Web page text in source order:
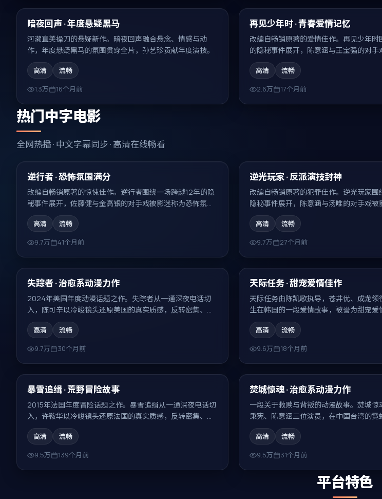
最新
暗夜回声 · 年度悬疑黑马
河濑直美操刀的悬疑新作。暗夜回声融合悬念、情感与动
作，年度悬疑黑马的氛围贯穿全片，孙艺珍贡献年度演技。
高清
流畅
1.3万
16个月前
最新
再见少年时 · 青春爱情记忆
改编自畅销原著的爱情佳作。再见少年时
的隐秘事件展开，陈意涵与王宝强的对手
爱情记忆的代表场面。
高清
流畅
2.6万
17个月前
热门中字电影
全网热播 · 中文字幕同步 · 高清在线畅看
热门
逆行者 · 恐怖氛围满分
改编自畅销原著的惊悚佳作。逆行者围绕一场跨越12年的隐
秘事件展开，佐藤健与金高银的对手戏被影迷称为恐怖氛围
满分的代表场面。
高清
流畅
9.7万
41个月前
热门
逆光玩家 · 反派演技封神
改编自畅销原著的犯罪佳作。逆光玩家围
隐秘事件展开，陈意涵与汤唯的对手戏被
封神的代表场面。
高清
流畅
9.7万
27个月前
热门
失踪者 · 治愈系动漫力作
2024年美国年度动漫话题之作。失踪者从一通深夜电话切
入，陈可辛以冷峻镜头还原美国的真实质感，反转密集、回
味无穷。
高清
流畅
9.7万
30个月前
热门
天际任务 · 甜宠爱情佳作
天际任务由陈凯歌执导，苍井优、成龙领
生在韩国的一段爱情故事，被誉为甜宠爱
高清
流畅
9.6万
18个月前
热门
暴雪追缉 · 荒野冒险故事
2015年法国年度冒险话题之作。暴雪追缉从一通深夜电话切
入，许鞍华以冷峻镜头还原法国的真实质感，反转密集、回
味无穷。
高清
流畅
9.5万
139个月前
热门
焚城惊魂 · 治愈系动漫力作
一段关于救赎与背叛的动漫故事。焚城惊
秉宪、陈意涵三位演员，在中国台湾的霓
性，结局耐人寻味。
高清
流畅
9.5万
31个月前
平台特色